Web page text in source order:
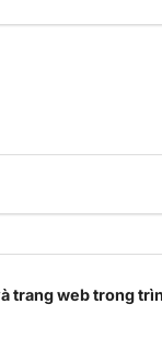
trang web trong